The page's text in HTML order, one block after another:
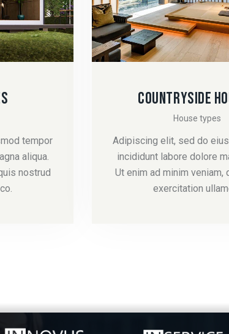
tempor
aliqua.
nostrud
COUNTRYSIDE
House types
Adipiscing elit, sed do
incididunt labore dolore
Ut enim ad minim veniam,
exercitation